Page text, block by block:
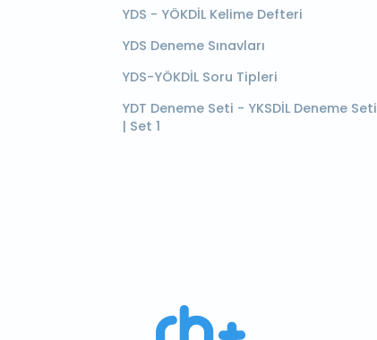
YDS - YÖKDİL Kelime Defteri
YDS Deneme Sınavları
YDS-YÖKDİL Soru Tipleri
YDT Deneme Seti - YKSDİL Deneme Seti
| Set 1